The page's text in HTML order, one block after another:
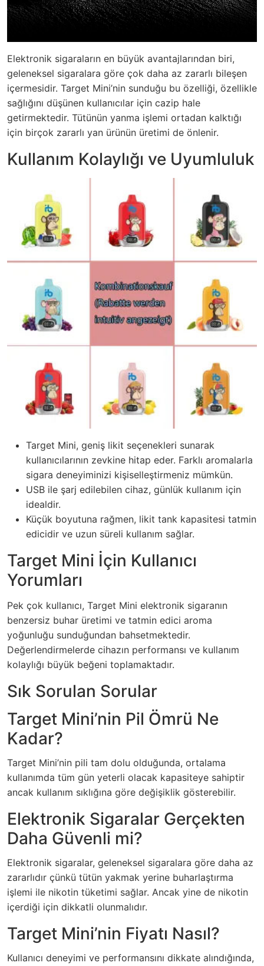
Elektronik sigaraların en büyük avantajlarından biri,
geleneksel sigaralara göre çok daha az zararlı bileşen
içermesidir. Target Mini’nin sunduğu bu özelliği, özellikle
sağlığını düşünen kullanıcılar için cazip hale
getirmektedir. Tütünün yanma işlemi ortadan kalktığı
için birçok zararlı yan ürünün üretimi de önlenir.
Kullanım Kolaylığı ve Uyumluluk
Target Mini, geniş likit seçenekleri sunarak
kullanıcılarının zevkine hitap eder. Farklı aromalarla
sigara deneyiminizi kişiselleştirmeniz mümkün.
USB ile şarj edilebilen cihaz, günlük kullanım için
idealdir.
Küçük boyutuna rağmen, likit tank kapasitesi tatmin
edicidir ve uzun süreli kullanım sağlar.
Target Mini İçin Kullanıcı
Yorumları
Pek çok kullanıcı, Target Mini elektronik sigaranın
benzersiz buhar üretimi ve tatmin edici aroma
yoğunluğu sunduğundan bahsetmektedir.
Değerlendirmelerde cihazın performansı ve kullanım
kolaylığı büyük beğeni toplamaktadır.
Sık Sorulan Sorular
Target Mini’nin Pil Ömrü Ne
Kadar?
Target Mini’nin pili tam dolu olduğunda, ortalama
kullanımda tüm gün yeterli olacak kapasiteye sahiptir
ancak kullanım sıklığına göre değişiklik gösterebilir.
Elektronik Sigaralar Gerçekten
Daha Güvenli mi?
Elektronik sigaralar, geleneksel sigaralara göre daha az
zararlıdır çünkü tütün yakmak yerine buharlaştırma
işlemi ile nikotin tüketimi sağlar. Ancak yine de nikotin
içerdiği için dikkatli olunmalıdır.
Target Mini’nin Fiyatı Nasıl?
Kullanıcı deneyimi ve performansını dikkate alındığında,